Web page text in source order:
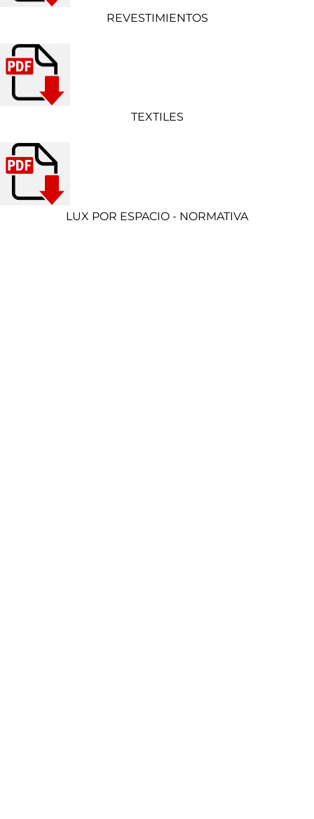
REVESTIMIENTOS
TEXTILES
LUX POR ESPACIO - NORMATIVA